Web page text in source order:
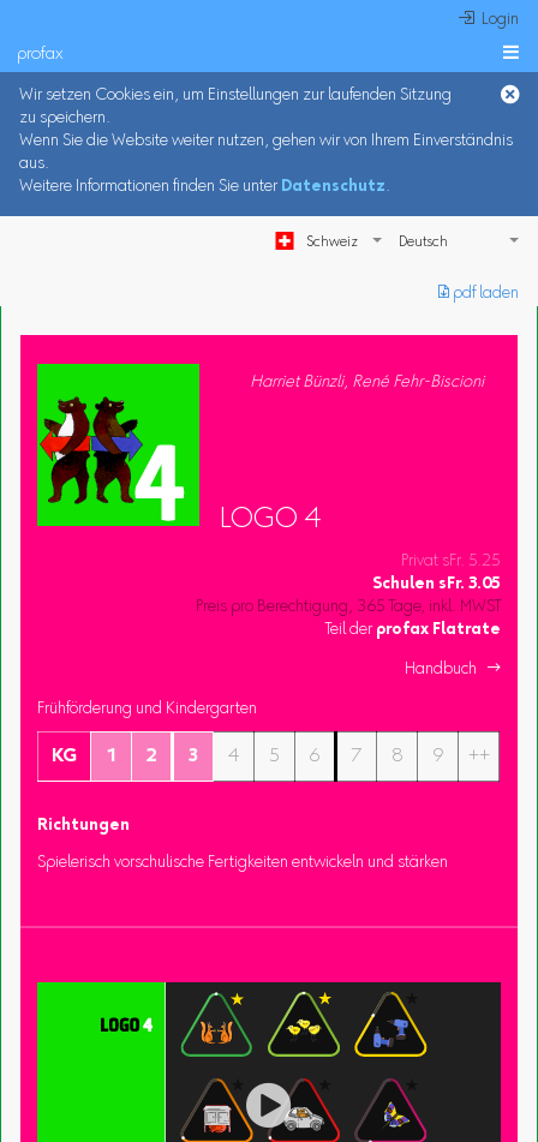
 Login
profax 
Wir setzen Cookies ein, um Einstellungen zur laufenden Sitzung
zu speichern.
Wenn Sie die Website weiter nutzen, gehen wir von Ihrem Einverständnis
aus.
Weitere Informationen finden Sie unter Datenschutz.
Schweiz
︎ pdf laden
Harriet Bünzli, René Fehr-Biscioni
LOGO 4
Privat sFr. 5.25
Schulen sFr. 3.05
Preis pro Berechtigung, 365 Tage, inkl. MWST
Teil der profax Flatrate
Handbuch 
Frühförderung und Kindergarten
KG 1 2 3 4 5 6 7 8 9 ++
Richtungen
Spielerisch vorschulische Fertigkeiten entwickeln und stärken
